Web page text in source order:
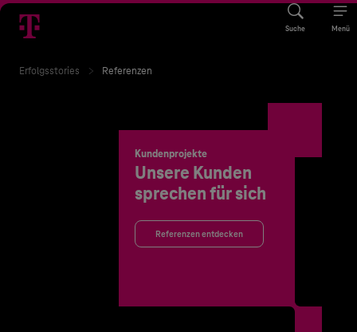
Suche Menü
Erfolgsstories Referenzen
Kundenprojekte
Unsere Kunden
sprechen für sich
Referenzen entdecken